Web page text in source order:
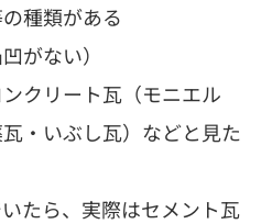
種類がある
がない）
クリート瓦（モニエル
・いぶし瓦）などと見た
たら、実際はセメント瓦